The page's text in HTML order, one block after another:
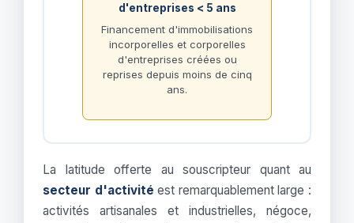
d'entreprises < 5 ans
Financement d'immobilisations
incorporelles et corporelles
d'entreprises créées ou
reprises depuis moins de cinq
ans.
La latitude offerte au souscripteur quant au
secteur d'activité est remarquablement large :
activités artisanales et industrielles, négoce,